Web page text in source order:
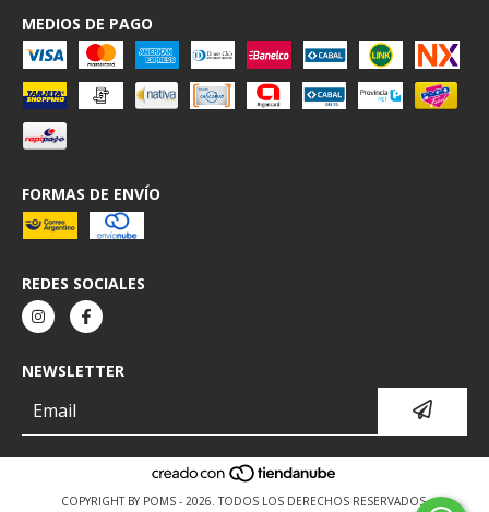
MEDIOS DE PAGO
FORMAS DE ENVÍO
REDES SOCIALES
NEWSLETTER
COPYRIGHT BY POMS - 2026. TODOS LOS DERECHOS RESERVADOS.